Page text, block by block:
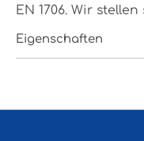
EN 1706. Wir
Eigenschaften